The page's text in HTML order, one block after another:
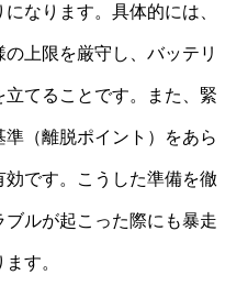
なります。具体的には、
上限を厳守し、バッテリ
てることです。また、緊
（離脱ポイント）をあら
です。こうした準備を徹
ルが起こった際にも暴走
す。